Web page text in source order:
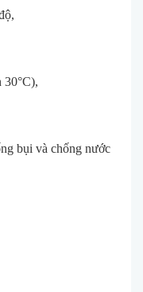
bụi và chống nước